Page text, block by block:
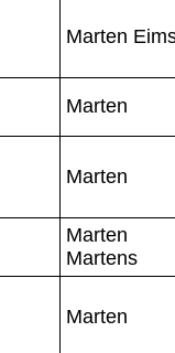
Marten
Marten
Marten
Marten
Martens
Marten